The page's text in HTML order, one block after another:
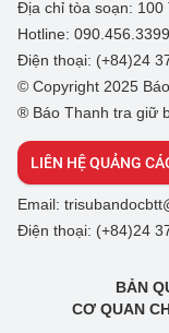
Địa chỉ tòa soạn: 100
Hotline: 090.456.3399
Điện thoại: (+84)24
© Copyright 2025
® Báo Thanh tra giữ
LIÊN HỆ QUẢNG
Email:
Điện thoại: (+84)24
BẢN
CƠ QUAN